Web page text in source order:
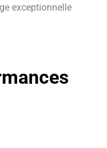
exceptionnelle